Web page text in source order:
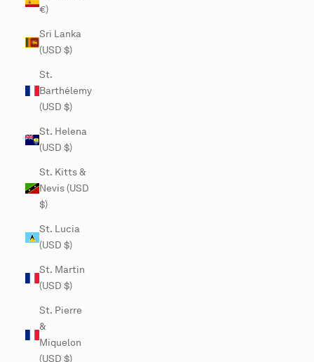
€)
Sri Lanka
(USD $)
St.
Barthélemy
(USD $)
St. Helena
(USD $)
St. Kitts &
Nevis (USD
$)
St. Lucia
(USD $)
St. Martin
(USD $)
St. Pierre
&
Miquelon
(USD $)